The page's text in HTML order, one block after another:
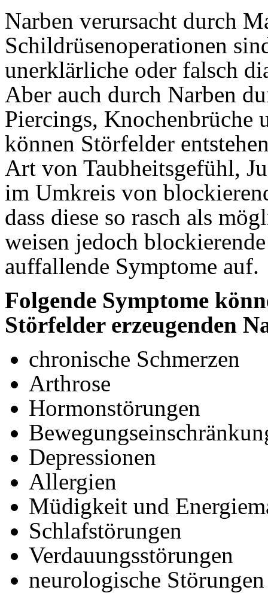
Narben verursacht durch
Schildrüsenoperationen
unerklärliche oder falsch
Aber auch durch Narben
Piercings,
können Störfelder
Art von Taubheitsgefühl,
im Umkreis von
dass diese so rasch als
weisen jedoch
auffallende Symptome auf.
Folgende Symptome
Störfelder erzeugenden
chronische Schmerzen
Arthrose
Hormonstörungen
Depressionen
Allergien
Müdigkeit und
Schlafstörungen
Verdauungsstörungen
neurologische Störungen